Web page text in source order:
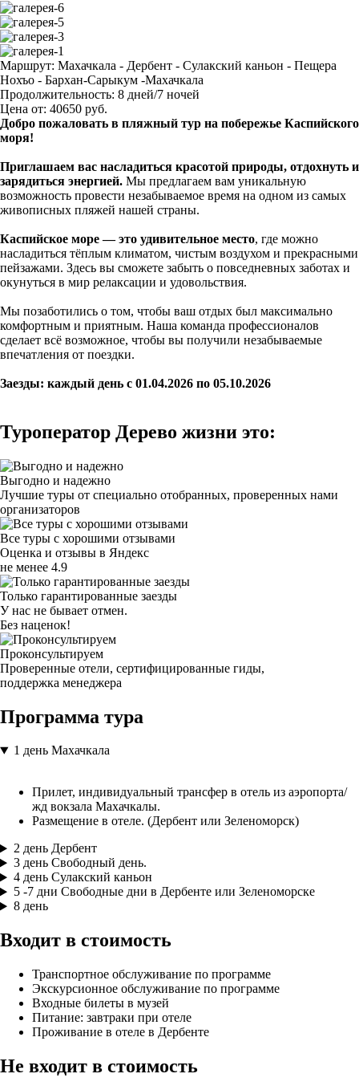
Маршрут: Махачкала - Дербент - Сулакский каньон - Пещера
Нохъо - Бархан-Сарыкум -Махачкала
Продолжительность: 8 дней/7 ночей
Цена от: 40650 руб.
Добро пожаловать в пляжный тур на побережье Каспийского
моря!
Приглашаем вас насладиться красотой природы, отдохнуть и
зарядиться энергией. Мы предлагаем вам уникальную
возможность провести незабываемое время на одном из самых
живописных пляжей нашей страны.
Каспийское море — это удивительное место, где можно
насладиться тёплым климатом, чистым воздухом и прекрасными
пейзажами. Здесь вы сможете забыть о повседневных заботах и
окунуться в мир релаксации и удовольствия.
Мы позаботились о том, чтобы ваш отдых был максимально
комфортным и приятным. Наша команда профессионалов
сделает всё возможное, чтобы вы получили незабываемые
впечатления от поездки.
Заезды: каждый день с 01.04.2026 по 05.10.2026
Туроператор Дерево жизни это:
Выгодно и надежно
Лучшие туры от специально отобранных, проверенных нами
организаторов
Все туры с хорошими отзывами
Оценка и отзывы в Яндекс
не менее 4.9
Только гарантированные заезды
У нас не бывает отмен.
Без наценок!
Проконсультируем
Проверенные отели, сертифицированные гиды,
поддержка менеджера
Программа тура
1 день Махачкала
Прилет, индивидуальный трансфер в отель из аэропорта/
жд вокзала Махачкалы.
Размещение в отеле. (Дербент или Зеленоморск)
2 день Дербент
3 день Свободный день.
4 день Сулакский каньон
5 -7 дни Свободные дни в Дербенте или Зеленоморске
8 день
Входит в стоимость
Транспортное обслуживание по программе
Экскурсионное обслуживание по программе
Входные билеты в музей
Питание: завтраки при отеле
Проживание в отеле в Дербенте
Не входит в стоимость